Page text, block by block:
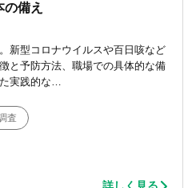
備え
新型コロナウイルスや百日咳など
と予防方法、職場での具体的な備
実践的な…
査